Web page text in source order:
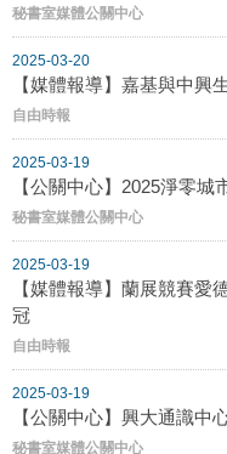
秘書室媒體公關中心
2025-03-20
【媒體報導】嘉基與中興
自由時報
2025-03-19
【公關中心】2025淨零
秘書室媒體公關中心
2025-03-19
【媒體報導】蘭展競賽愛
冠
自由時報
2025-03-19
【公關中心】興大通識中
秘書室媒體公關中心